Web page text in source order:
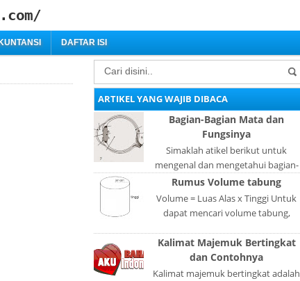
DAFTAR ISI
ARTIKEL YANG WAJIB DIBACA
Bagian-Bagian Mata dan
Fungsinya
Simaklah atikel berikut untuk
mengenal dan mengetahui bagian-
bagian mata dan fungsinya. Mata
adalah bagian yang sangat penting,
karena mer...
Rumus Volume tabung
Volume = Luas Alas x Tinggi Untuk
dapat mencari volume tabung,
lakukan adalah mencari luas
lingkaran tabun...
Kalimat Majemuk Bertingkat
dan Contohnya
Kalimat majemuk bertingkat adalah